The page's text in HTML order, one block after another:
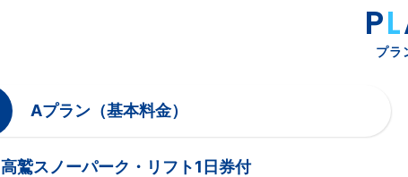
PL
プラ
Aプラン（基本料金）
高鷲スノーパーク・リフト1日券付